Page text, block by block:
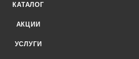
КАТАЛОГ
АКЦИИ
УСЛУГИ